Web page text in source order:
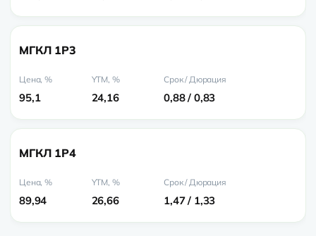
МГКЛ 1P3
95,1 24,16 0,88 / 0,83
МГКЛ 1P4
89,94 26,66 1,47 / 1,33